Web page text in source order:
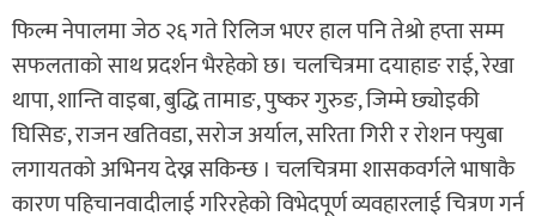
फिल्म नेपालमा जेठ २६ गते रिलिज भएर हाल पनि तेश्रो हप्ता सम्म
सफलताको साथ प्रदर्शन भैरहेको छ। चलचित्रमा दयाहाङ राई, रेखा
थापा, शान्ति वाइबा, बुद्धि तामाङ, पुष्कर गुरुङ, जिम्मे छ्योइकी
घिसिङ, राजन खतिवडा, सरोज अर्याल, सरिता गिरी र रोशन फ्युबा
लगायतको अभिनय देख्न सकिन्छ । चलचित्रमा शासकवर्गले भाषाकै
कारण पहिचानवादीलाई गरिरहेको विभेदपूर्ण व्यवहारलाई चित्रण गर्न